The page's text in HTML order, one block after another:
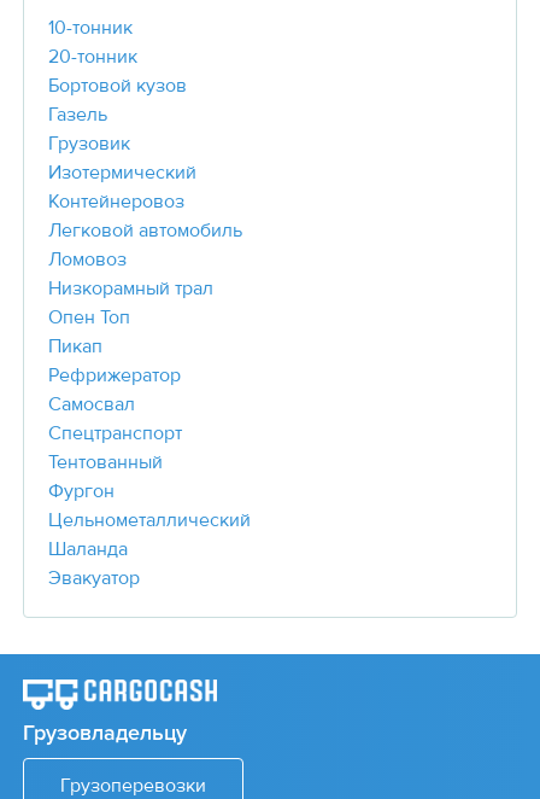
10-тонник
20-тонник
Бортовой кузов
Газель
Грузовик
Изотермический
Контейнеровоз
Легковой автомобиль
Ломовоз
Низкорамный трал
Опен Топ
Пикап
Рефрижератор
Самосвал
Спецтранспорт
Тентованный
Фургон
Цельнометаллический
Шаланда
Эвакуатор
Грузовладельцу
Грузоперевозки